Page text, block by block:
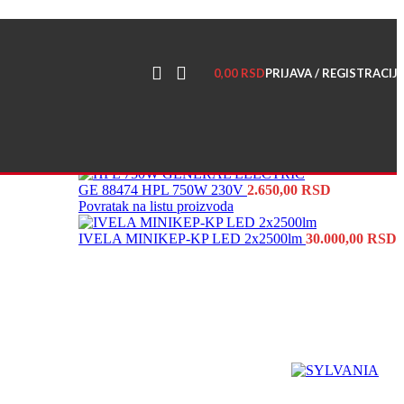
sakupljajte poene i ostvarite popuste >>>
0,00 RSDPRIJAVA /
GE 88474 HPL 750W 230V 2.650,00 RSD
Povratak na listu proizvoda
IVELA MINIKEP-KP LED 2x2500lm 30.000,00 RSD